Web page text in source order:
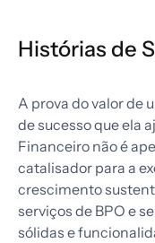
Histórias de
A prova do valor de
de sucesso que ela
Financeiro não é
catalisador para a
crescimento
serviços de BPO e
sólidas e